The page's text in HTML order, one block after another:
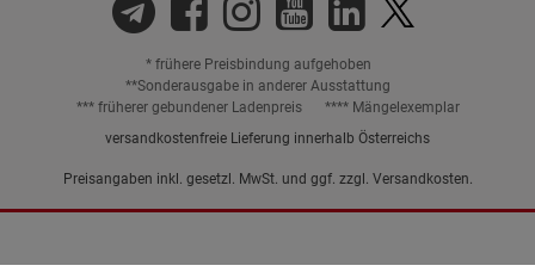
* frühere Preisbindung aufgehoben
**Sonderausgabe in anderer Ausstattung
*** früherer gebundener Ladenpreis
**** Mängelexemplar
versandkostenfreie Lieferung innerhalb Österreichs
Preisangaben inkl. gesetzl. MwSt. und ggf. zzgl. Versandkosten.